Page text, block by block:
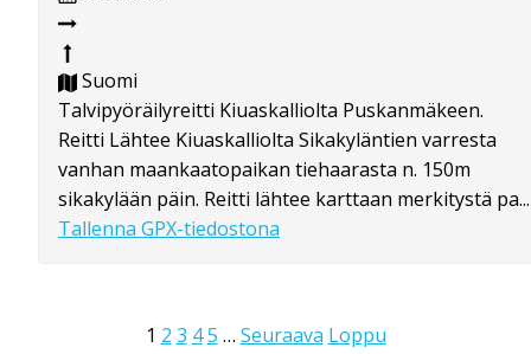
Suomi
Talvipyöräilyreitti Kiuaskalliolta Puskanmäkeen.
Reitti Lähtee Kiuaskalliolta Sikakyläntien varresta
vanhan maankaatopaikan tiehaarasta n. 150m
sikakylään päin. Reitti lähtee karttaan merkitystä pa...
Tallenna GPX-tiedostona
1 2 3 4 5 … Seuraava Loppu